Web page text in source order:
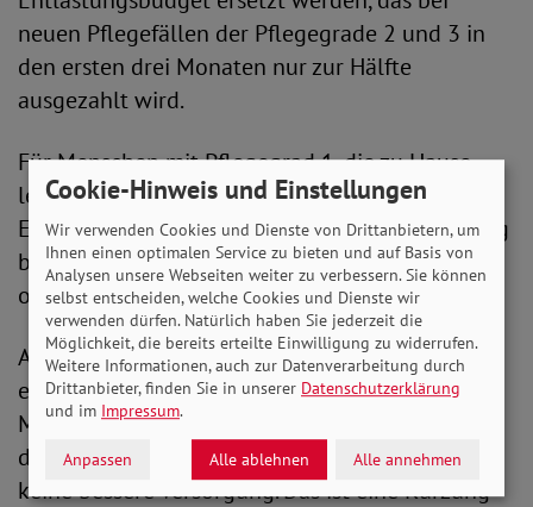
neuen Pflegefällen der Pflegegrade 2 und 3 in
den ersten drei Monaten nur zur Hälfte
ausgezahlt wird.
Für Menschen mit Pflegegrad 1, die zu Hause
leben, soll zudem der bisherige
Entlastungsbetrag entfallen. Dieser kann bislang
beispielsweise für Unterstützung im Haushalt
oder bei der Gartenarbeit genutzt werden.
Auch diese Pläne sieht der SoVD kritisch. In
einem Fernsehinterview mit dem ZDF erklärte
Michaela Engelmeier: „Wenn beim Pflegegrad 1
der Entlastungsbetrag wegfallen soll, ist das
keine bessere Versorgung. Das ist eine Kürzung
Cookie-Hinweis und Einstellungen
Wir verwenden Cookies und Dienste von Drittanbietern, um
Ihnen einen optimalen Service zu bieten und auf Basis von
Analysen unsere Webseiten weiter zu verbessern. Sie können
selbst entscheiden, welche Cookies und Dienste wir
verwenden dürfen. Natürlich haben Sie jederzeit die
Möglichkeit, die bereits erteilte Einwilligung zu widerrufen.
Weitere Informationen, auch zur Datenverarbeitung durch
Drittanbieter, finden Sie in unserer Datenschutzerklärung
und im Impressum.
Anpassen Alle ablehnen Alle annehmen